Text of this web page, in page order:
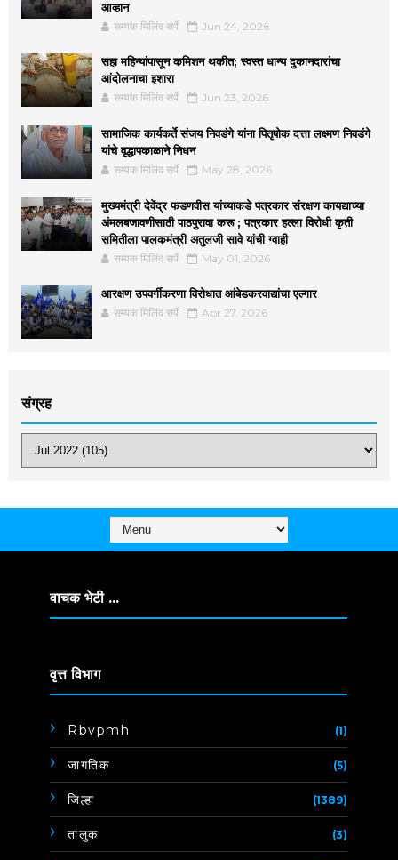
आव्हान
सम्यक मिलिंद सर्पे Jun 24, 2026
सहा महिन्यांपासून कमिशन थकीत; स्वस्त धान्य दुकानदारांचा
आंदोलनाचा इशारा
सम्यक मिलिंद सर्पे Jun 23, 2026
सामाजिक कार्यकर्ते संजय निवडंगे यांना पितृषोक दत्ता लक्ष्मण निवडंगे
यांचे वृद्धापकाळाने निधन
सम्यक मिलिंद सर्पे May 28, 2026
मुख्यमंत्री देवेंद्र फडणवीस यांच्याकडे पत्रकार संरक्षण कायद्याच्या
अंमलबजावणीसाठी पाठपुरावा करू ; पत्रकार हल्ला विरोधी कृती
समितीला पालकमंत्री अतुलजी सावे यांची ग्वाही
सम्यक मिलिंद सर्पे May 01, 2026
आरक्षण उपवर्गीकरणा विरोधात आंबेडकरवाद्यांचा एल्गार
सम्यक मिलिंद सर्पे Apr 27, 2026
संग्रह
वाचक भेटी ...
वृत्त विभाग
Rbvpmh (1)
जागतिक (5)
जिल्हा (1389)
तालुक (3)